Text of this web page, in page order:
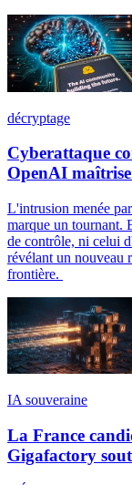
décryptage
Cyberattaque
OpenAI
L'intrusion menée
marque un tournant.
de contrôle, ni celui
révélant un nouveau
frontière.
IA souveraine
La France
Gigafactory